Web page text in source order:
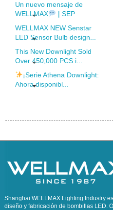
Un nuevo mensaje de
WELLMAX
| SEP
WELLMAX NEW Senstar
LED Sensor Bulb design...
This New Downlight Sold
Over 450,000 PCS i...
¡Serie Athena Downlight:
Ahora disponibl...
Shanghai WELLMAX Lighting Industry
diseño y fabricación de bombillas LED.